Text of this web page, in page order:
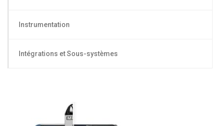
Instrumentation
Intégrations et Sous-systèmes